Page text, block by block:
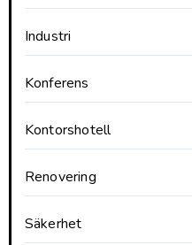
Industri
Konferens
Kontorshotell
Renovering
Säkerhet